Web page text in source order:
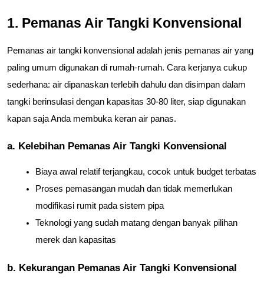
1. Pemanas Air Tangki Konvensional
Pemanas air tangki konvensional adalah jenis pemanas air yang
paling umum digunakan di rumah-rumah. Cara kerjanya cukup
sederhana: air dipanaskan terlebih dahulu dan disimpan dalam
tangki berinsulasi dengan kapasitas 30-80 liter, siap digunakan
kapan saja Anda membuka keran air panas.
a. Kelebihan Pemanas Air Tangki Konvensional
Biaya awal relatif terjangkau, cocok untuk budget terbatas
Proses pemasangan mudah dan tidak memerlukan
modifikasi rumit pada sistem pipa
Teknologi yang sudah matang dengan banyak pilihan
merek dan kapasitas
b. Kekurangan Pemanas Air Tangki Konvensional